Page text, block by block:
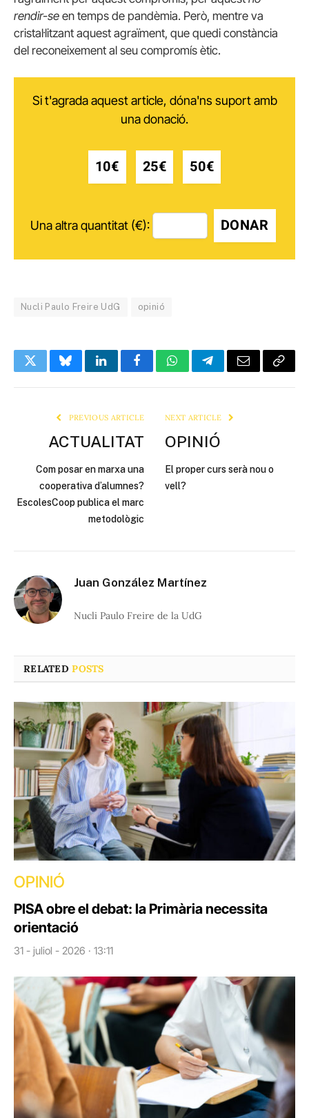
rendir-se en temps de pandèmia. Però, mentre va
cristal·litzant aquest agraïment, que quedi constància
del reconeixement al seu compromís ètic.
Si t'agrada aquest article, dóna'ns suport amb
una donació.
10€ 25€ 50€
Una altra quantitat (€): DONAR
Nucli Paulo Freire UdG opinió
TwitterBlueskyLinkedInFacebookWhatsAppTelegramEmail Copy
PREVIOUS ARTICLE
ACTUALITAT
Com posar en marxa una
cooperativa d’alumnes?
EscolesCoop publica el marc
metodològic
NEXT ARTICLE
OPINIÓ
El proper curs serà nou o
vell?
Juan González Martínez
Nucli Paulo Freire de la UdG
RELATEDPOSTS
OPINIÓ
PISA obre el debat: la Primària necessita
orientació
31 - juliol - 2026 · 13:11